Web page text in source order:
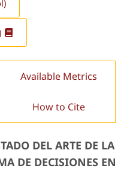
Available Metrics
How to Cite
DEL ARTE DE LA
DE DECISIONES EN